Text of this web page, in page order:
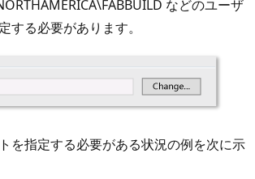
などのユーザ
する必要があります。
を指定する必要がある状況の例を次に示